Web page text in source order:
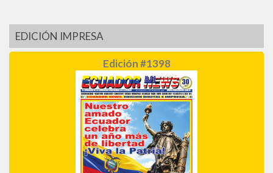
EDICIÓN IMPRESA
Edición #1398